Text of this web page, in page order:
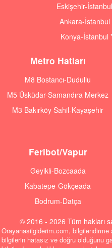
Eskişehir-
Ankara-İstanbul
Konya-İstanbul
Metro Hatları
M8 Bostancı-Dudullu
M5 Üsküdar-Samandıra Merkez
M3 Bakırköy Sahil-Kayaşehir
Feribot/Vapur
Geyikli-Bozcaada
Kabatepe-Gökçeada
Bodrum-Datça
© 2016 - 2026 Tüm hakları
Orayanasilgiderim.com, bilgilendirme
bilgilerin hatasız ve doğru olduğunu